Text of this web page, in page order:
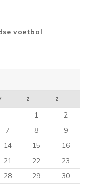
voetbal
Z Z
1
2
7 8
9
14 15
16
21 22
23
28 29
30